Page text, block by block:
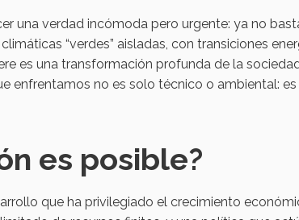
una verdad incómoda pero urgente: ya no
“verdes” aisladas, con transiciones
es una transformación profunda de la
enfrentamos no es solo técnico o ambiental:
es posible?
que ha privilegiado el crecimiento